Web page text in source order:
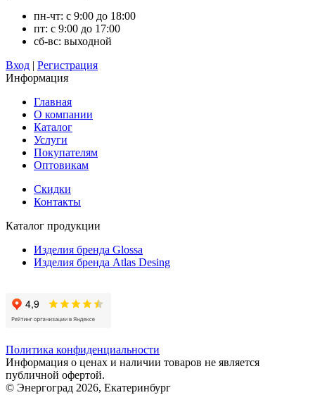
пн-чт: с 9:00 до 18:00
пт: с 9:00 до 17:00
сб-вс: выходной
Вход | Регистрация
Информация
Главная
О компании
Каталог
Услуги
Покупателям
Оптовикам
Скидки
Контакты
Каталог продукции
Изделия бренда Glossa
Изделия бренда Atlas Desing
Политика конфиденциальности
Информация о ценах и наличии товаров не является
публичной офертой.
© Энергоград 2026, Екатеринбург